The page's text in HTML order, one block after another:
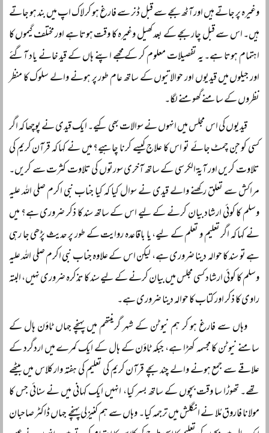
وغیرہ پر جاتے ہیں اور آٹھ بجے سے قبل ڈنر سے فارغ ہو کر لاک اپ میں بند ہو جاتے
ہیں۔ اس سے قبل چار بجے کے بعد کھیل وغیرہ کا وقت ہوتا ہے اور مختلف گیموں کا
اہتمام ہوتا ہے۔ یہ تفصیلات معلوم کر کے مجھے اپنے ہاں کے قید خانے یاد آگئے
اور جیلوں میں قیدیوں اور حوالاتیوں کے ساتھ عام طور پر ہونے والے سلوک کا منظر
نظروں کے سامنے گھومنے لگا۔
قیدیوں کی اس مجلس میں انہوں نے سوالات بھی کیے۔ ایک قیدی نے پوچھا کہ اگر
کسی کو جن چمٹ جائے تو اس کا علاج کیسے کرنا چاہیے؟ میں نے کہا کہ قرآن کریم کی
تلاوت کریں اور آیۃ الکرسی کے ساتھ آخری سورتوں کی تلاوت کثرت سے کریں۔
مراکش سے تعلق رکھنے والے قیدی نے سوال کیا کہ کیا جناب نبی اکرم صلی اللہ علیہ
وسلم کا کوئی ارشاد بیان کرنے کے لیے اس کے ساتھ سند کا ذکر ضروری ہے؟ میں
نے کہا کہ اگر تعلیم و تعلم کے لیے، یا باقاعدہ روایت کے طور پر حدیث پڑھی جا رہی
ہے تو سند کا حوالہ دینا ضروری ہے، لیکن اس کے علاوہ جناب نبی اکرم صلی اللہ علیہ
وسلم کا کوئی ارشاد کسی مجلس میں بیان کرنے کے لیے سند کا تذکرہ ضروری نہیں، البتہ
راوی کا ذکر اور کتاب کا حوالہ دینا ضروری ہے۔
وہاں سے فارغ ہو کر ہم نیوٹن کے شہر گرینتھم میں پہنچے جہاں ٹاؤن ہال کے
سامنے نیوٹن کا مجسمہ کھڑا ہے، جبکہ ٹاؤن کے ہال کے ایک کمرے میں اردگرد کے
علاقے سے جمع ہونے والے چند بچے قرآن کریم کی تعلیم کی ہفتہ وار کلاس میں بیٹھے
تھے۔ تھوڑا سا وقت بچوں کے ساتھ بسر کیا، انہیں ایک کہانی میں نے سنائی جس کا
مولانا فاروق مُلا نے انگلش میں ترجمہ کیا۔ وہاں سے ہم کنیزلی پہنچے جہاں ڈاکٹر صاحبان